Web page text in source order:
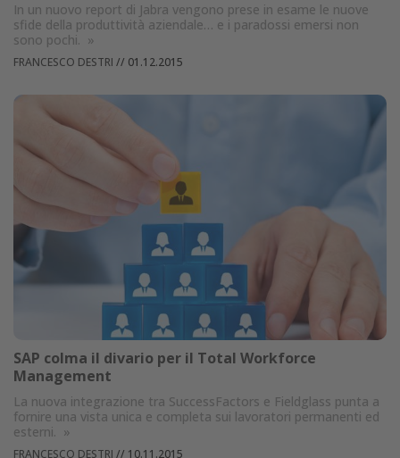
In un nuovo report di Jabra vengono prese in esame le nuove
sfide della produttività aziendale… e i paradossi emersi non
sono pochi. »
FRANCESCO DESTRI // 01.12.2015
SAP colma il divario per il Total Workforce
Management
La nuova integrazione tra SuccessFactors e Fieldglass punta a
fornire una vista unica e completa sui lavoratori permanenti ed
esterni. »
FRANCESCO DESTRI // 10.11.2015